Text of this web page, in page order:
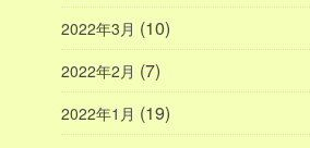
2022年3月 (10)
2022年2月 (7)
2022年1月 (19)